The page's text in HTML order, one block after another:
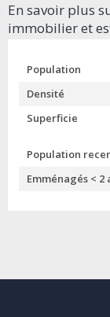
En savoir plus
immobilier et
Population
Densité
Superficie
Population
Emménagés < 2